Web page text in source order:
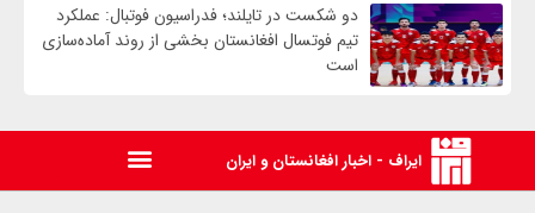
دو شکست در تایلند؛ فدراسیون فوتبال: عملکرد
تیم فوتسال افغانستان بخشی از روند آماده‌سازی
است
ایراف - اخبار افغانستان و ایران